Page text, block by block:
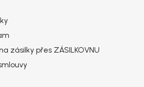
zásilky přes ZÁSILKOVNU